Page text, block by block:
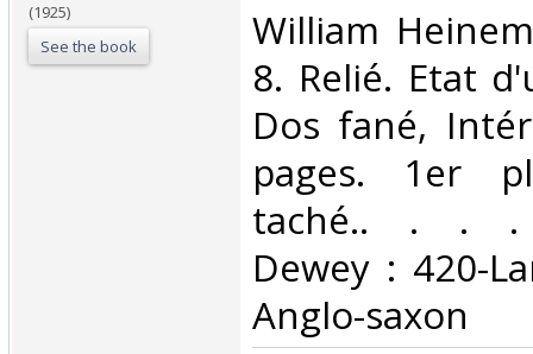
(1925)
See the book
‎William
8. Relié. Etat
Dos fané,
pages. 1er
taché.. . . .
Dewey : 420-
Anglo-saxon‎